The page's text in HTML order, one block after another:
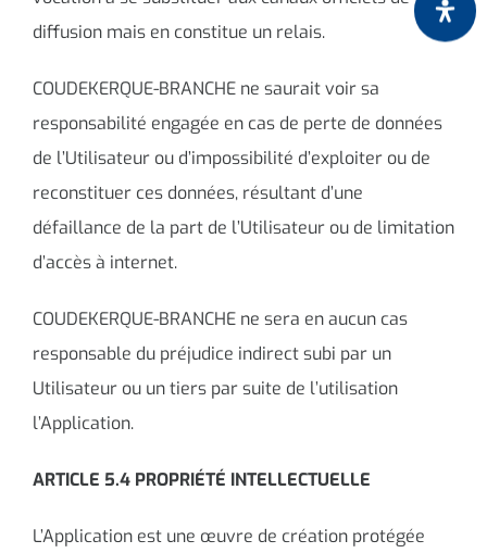
diffusion mais en constitue un relais.
COUDEKERQUE-BRANCHE ne saurait voir sa
responsabilité engagée en cas de perte de données
de l’Utilisateur ou d’impossibilité d’exploiter ou de
reconstituer ces données, résultant d’une
défaillance de la part de l’Utilisateur ou de limitation
d’accès à internet.
COUDEKERQUE-BRANCHE ne sera en aucun cas
responsable du préjudice indirect subi par un
Utilisateur ou un tiers par suite de l’utilisation
l’Application.
ARTICLE 5.4 PROPRIÉTÉ INTELLECTUELLE
L’Application est une œuvre de création protégée